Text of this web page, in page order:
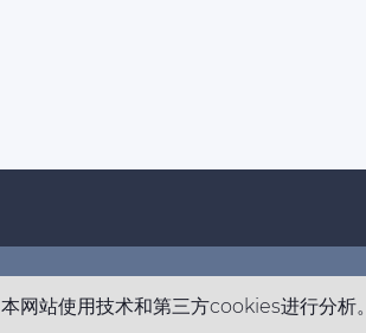
本网站使用技术和第三方cookies进行分析。